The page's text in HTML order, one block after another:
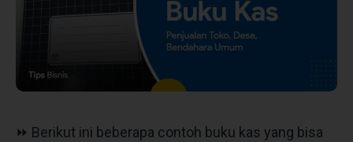
⏩ Berikut ini beberapa contoh buku kas yang bisa